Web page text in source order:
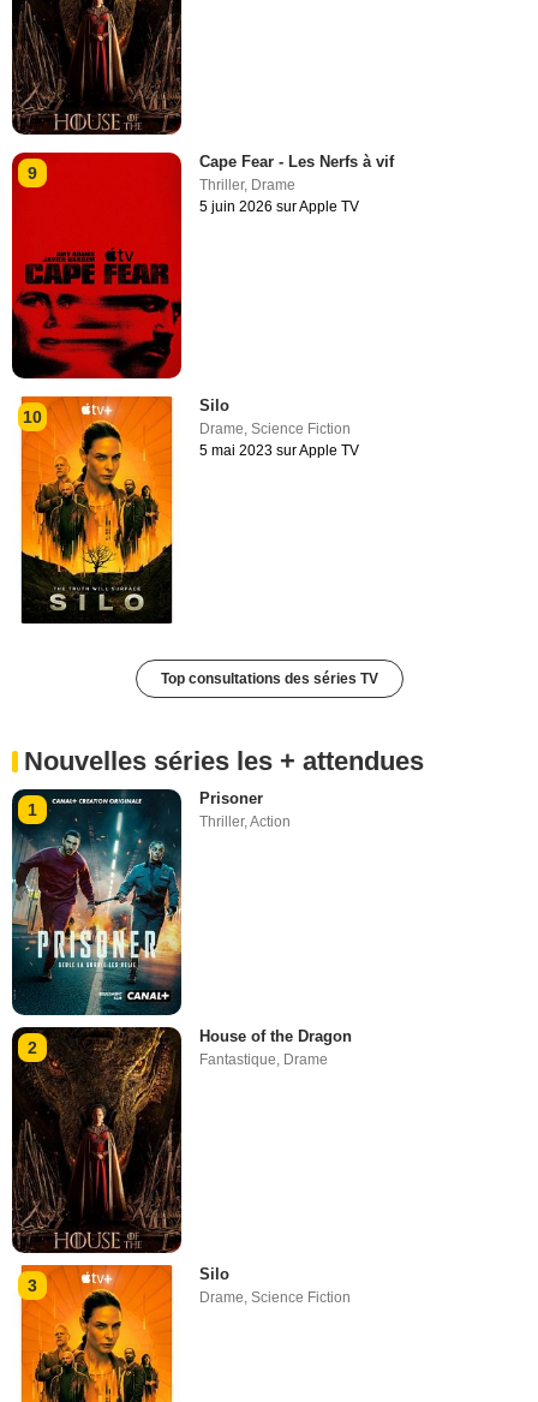
9
Cape Fear - Les Nerfs à vif
Thriller, Drame
5 juin 2026 sur Apple TV
10
Silo
Drame,Science Fiction
5 mai 2023 sur Apple TV
Top consultations des séries TV
Nouvelles séries les + attendues
1
Prisoner
Thriller,Action
2
House of the Dragon
Fantastique, Drame
3
Silo
Drame,Science Fiction